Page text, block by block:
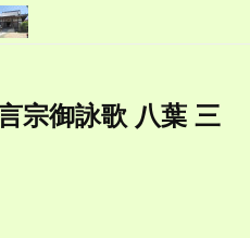
宗御詠歌 八葉 三